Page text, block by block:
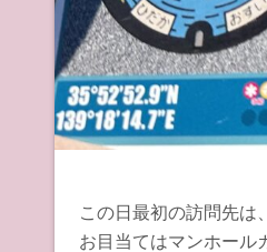
この日最初の訪問先は、
お目当てはマンホール